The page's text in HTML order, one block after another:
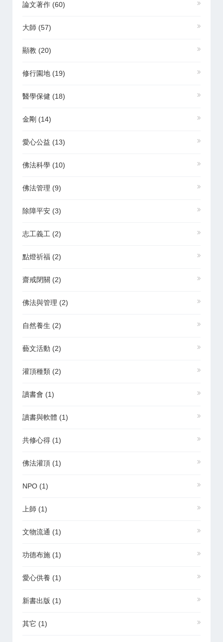
論文著作 (60)
大師 (57)
顯教 (20)
修行園地 (19)
醫學保健 (18)
金剛 (14)
愛心公益 (13)
佛法科學 (10)
佛法管理 (9)
除障平安 (3)
志工義工 (2)
點燈祈福 (2)
齋戒閉關 (2)
佛法與管理 (2)
自然養生 (2)
藝文活動 (2)
灌頂種類 (2)
讀書會 (1)
讀書與軟體 (1)
共修心得 (1)
佛法灌頂 (1)
NPO (1)
上師 (1)
文物流通 (1)
功德布施 (1)
愛心供養 (1)
新書出版 (1)
其它 (1)